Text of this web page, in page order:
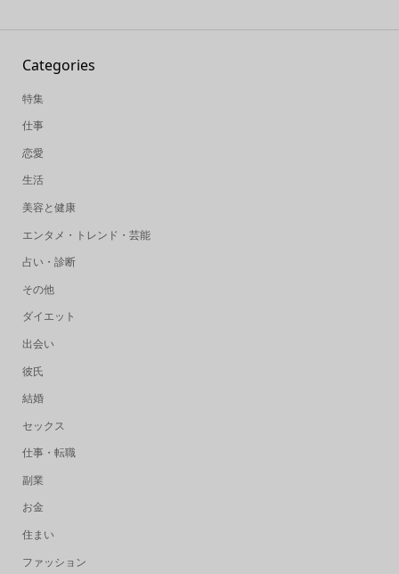
Categories
特集
仕事
恋愛
生活
美容と健康
エンタメ・トレンド・芸能
占い・診断
その他
ダイエット
出会い
彼氏
結婚
セックス
仕事・転職
副業
お金
住まい
ファッション